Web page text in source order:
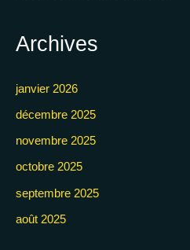
Archives
janvier 2026
décembre 2025
novembre 2025
octobre 2025
septembre 2025
août 2025